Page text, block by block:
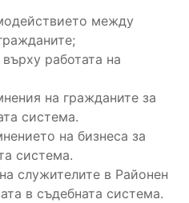
между
работата на
на гражданите за
система.
на бизнеса за
система.
служителите в Районен
в съдебната система.